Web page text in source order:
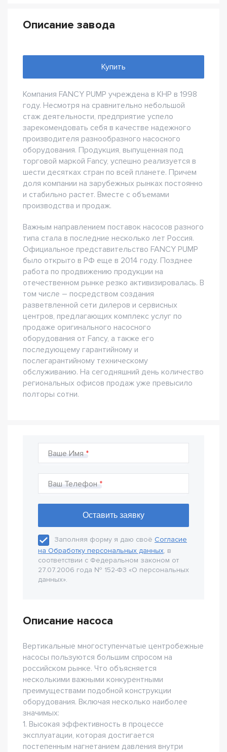
Описание завода
Купить
Компания FANCY PUMP учреждена в КНР в 1998
году. Несмотря на сравнительно небольшой
стаж деятельности, предприятие успело
зарекомендовать себя в качестве надежного
производителя разнообразного насосного
оборудования. Продукция, выпущенная под
торговой маркой Fancy, успешно реализуется в
шести десятках стран по всей планете. Причем
доля компании на зарубежных рынках постоянно
и стабильно растет. Вместе с объемами
производства и продаж.
Важным направлением поставок насосов разного
типа стала в последние несколько лет Россия.
Официальное представительство FANCY PUMP
было открыто в РФ еще в 2014 году. Позднее
работа по продвижению продукции на
отечественном рынке резко активизировалась. В
том числе – посредством создания
разветвленной сети дилеров и сервисных
центров, предлагающих комплекс услуг по
продаже оригинального насосного
оборудования от Fancy, а также его
последующему гарантийному и
послегарантийному техническому
обслуживанию. На сегодняшний день количество
региональных офисов продаж уже превысило
полторы сотни.
Ваше Имя
Ваш Телефон
Заполняя форму я даю своё Согласие
на Обработку персональных данных, в
соответствии с Федеральном законом от
27.07.2006 года № 152-Ф3 «О персональных
данных».
Описание насоса
Вертикальные многоступенчатые центробежные
насосы пользуются большим спросом на
российском рынке. Что объясняется
несколькими важными конкурентными
преимуществами подобной конструкции
оборудования. Включая несколько наиболее
значимых:
1. Высокая эффективность в процессе
эксплуатации, которая достигается
постепенным нагнетанием давления внутри